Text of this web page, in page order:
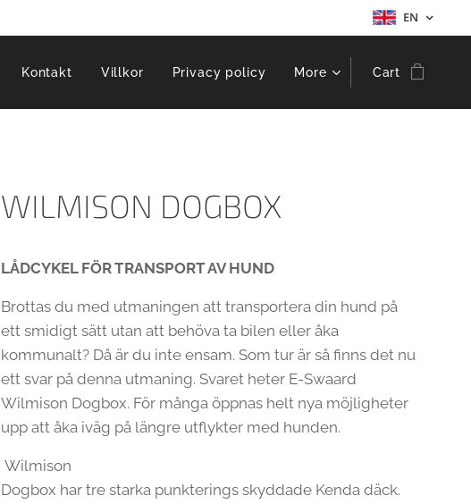
EN
Kontakt Villkor Privacy policy More Cart
WILMISON DOGBOX
LÅDCYKEL FÖR TRANSPORT AV HUND
Brottas du med utmaningen att transportera din hund på
ett smidigt sätt utan att behöva ta bilen eller åka
kommunalt? Då är du inte ensam. Som tur är så finns det nu
ett svar på denna utmaning. Svaret heter E-Swaard
Wilmison Dogbox. För många öppnas helt nya möjligheter
upp att åka iväg på längre utflykter med hunden.
Wilmison
Dogbox har tre starka punkterings skyddade Kenda däck.